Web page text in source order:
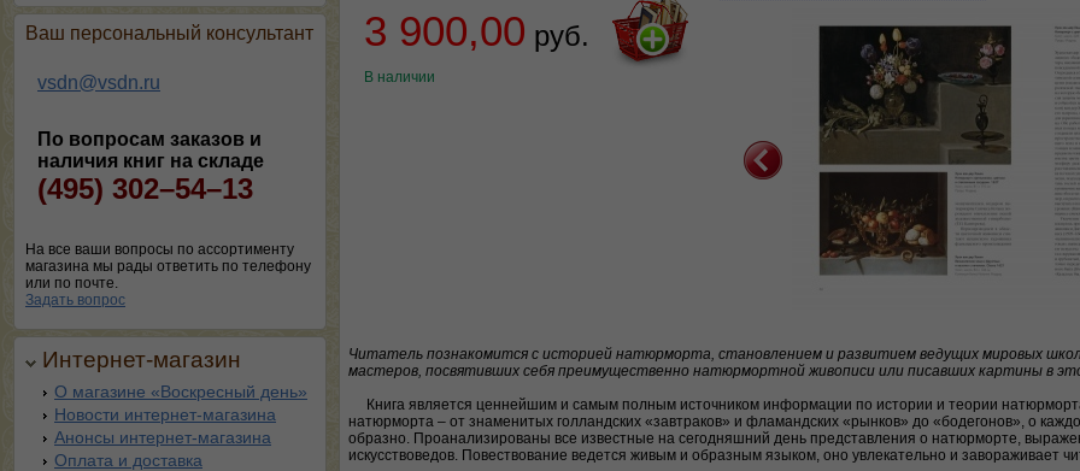
Ваш персональный консультант
vsdn@vsdn.ru
По вопросам заказов и
наличия книг на складе
(495) 302–54–13
На все ваши вопросы по ассортименту
магазина мы рады ответить по телефону
или по почте.
Задать вопрос
Интернет-магазин
О магазине «Воскресный день»
Новости интернет-магазина
Анонсы интернет-магазина
Оплата и доставка
3 900,00 руб.
В наличии
Читатель познакомится с историей натюрморта, становлением и развитием ведущих мировых
мастеров, посвятивших себя преимущественно натюрмортной живописи или писавших картины в
Книга является ценнейшим и самым полным источником информации по истории и теории
натюрморта – от знаменитых голландских «завтраков» и фламандских «рынков» до «бодегонов», о
образно. Проанализированы все известные на сегодняшний день представления о натюрморте,
искусствоведов. Повествование ведется живым и образным языком, оно увлекательно и завораживает